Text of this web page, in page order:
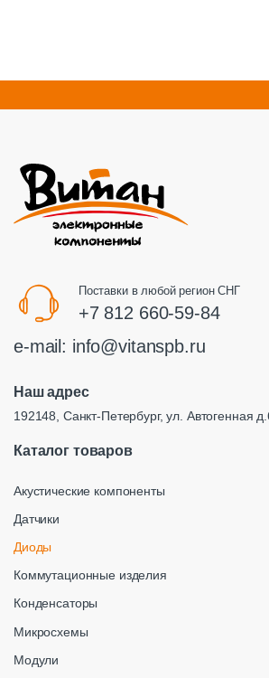
Поставки в любой регион СНГ
+7 812 660-59-84
e-mail: info@vitanspb.ru
Наш адрес
192148, Санкт-Петербург, ул. Автогенная
Каталог товаров
Акустические компоненты
Датчики
Диоды
Коммутационные изделия
Конденсаторы
Микросхемы
Модули